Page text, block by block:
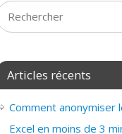
Articles récents
Comment anonymiser
Excel en moins de 3